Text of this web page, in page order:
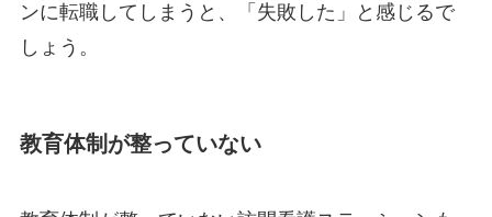
ンに転職してしまうと、「失敗した」と感じるで
しょう。
教育体制が整っていない